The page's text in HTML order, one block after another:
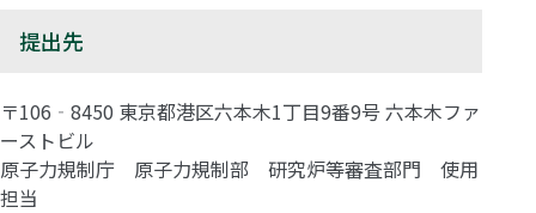
提出先
〒106‐8450 東京都港区六本木1丁目9番9号 六本木ファ
ーストビル
原子力規制庁 原子力規制部 研究炉等審査部門 使用
担当